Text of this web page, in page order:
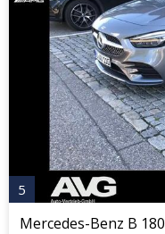
5
Mercedes-Benz B 180